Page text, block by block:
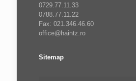
0729.77.11.33
0788.77.11.22
Fax: 021.346.46.60
office@haintz.ro
Sitemap